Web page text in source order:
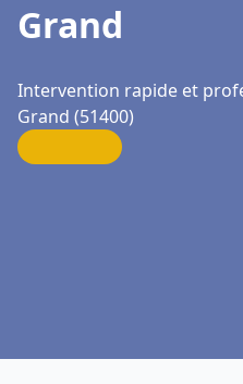
Grand
Intervention rapide et
Grand (51400)